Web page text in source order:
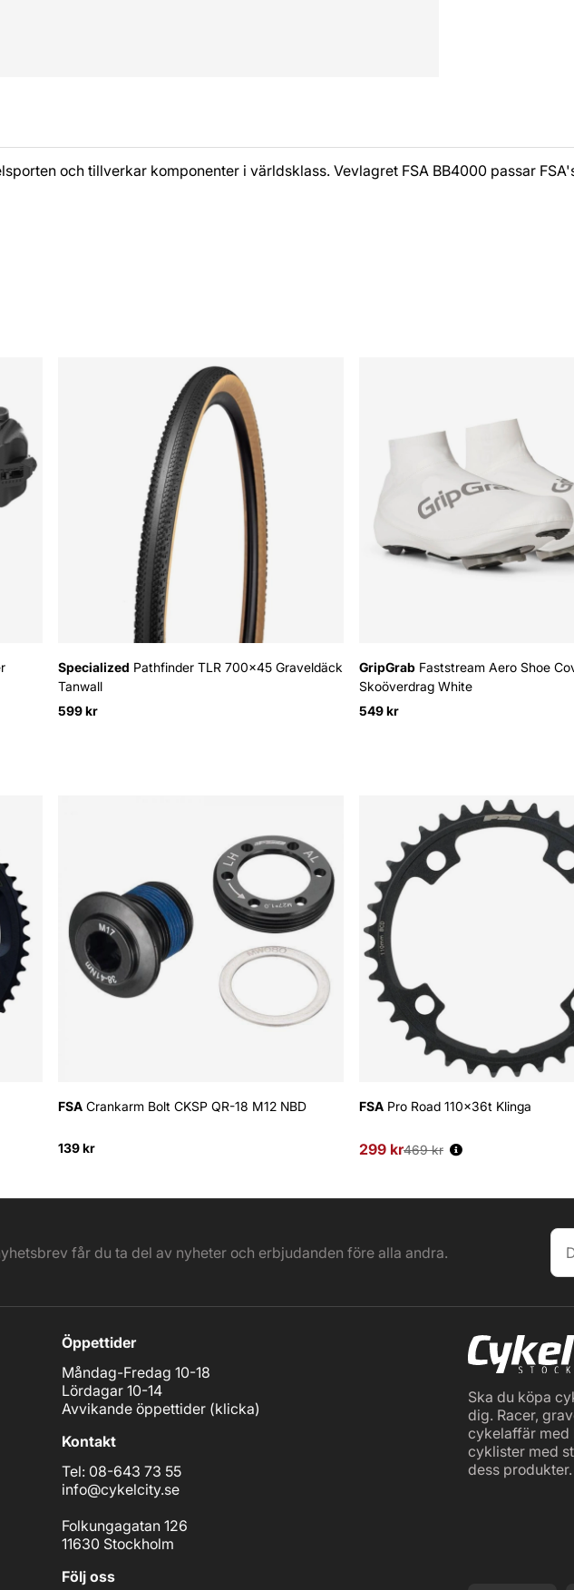
och tillverkar komponenter i världsklass. Vevlagret FSA BB4000 passar
Specialized Pathfinder TLR 700x45 Graveldäck
Tanwall
599 kr
GripGrab Faststream Aero Shoe
Skoöverdrag White
549 kr
FSA Crankarm Bolt CKSP QR-18 M12 NBD
139 kr
FSA Pro Road 110x36t Klinga
299 kr
Ordinarie pris:
469 kr
får du ta del av nyheter och erbjudanden före alla andra.
Öppettider
Måndag-Fredag 10-18
Lördagar 10-14
Avvikande öppettider (klicka)
Kontakt
Tel: 08-643 73 55
info@cykelcity.se
Folkungagatan 126
11630 Stockholm
Följ oss
Ska du köpa
dig. Racer,
cykelaffär med
cyklister med
dess